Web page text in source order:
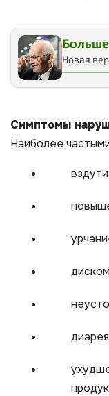
Новая
Симптомы
Наиболее